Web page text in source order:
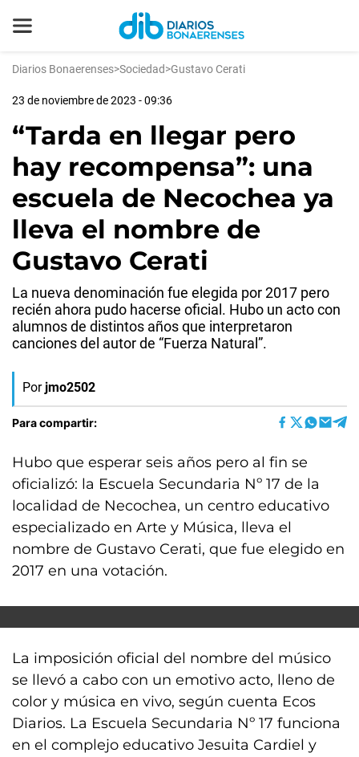
Diarios Bonaerenses>Sociedad>Gustavo Cerati
23 de noviembre de 2023 - 09:36
“Tarda en llegar pero
hay recompensa”: una
escuela de Necochea ya
lleva el nombre de
Gustavo Cerati
La nueva denominación fue elegida por 2017 pero
recién ahora pudo hacerse oficial. Hubo un acto con
alumnos de distintos años que interpretaron
canciones del autor de “Fuerza Natural”.
Por jmo2502
Para compartir:
Hubo que esperar seis años pero al fin se
oficializó: la Escuela Secundaria Nº 17 de la
localidad de Necochea, un centro educativo
especializado en Arte y Música, lleva el
nombre de Gustavo Cerati, que fue elegido en
2017 en una votación.
La imposición oficial del nombre del músico
se llevó a cabo con un emotivo acto, lleno de
color y música en vivo, según cuenta Ecos
Diarios. La Escuela Secundaria Nº 17 funciona
en el complejo educativo Jesuita Cardiel y